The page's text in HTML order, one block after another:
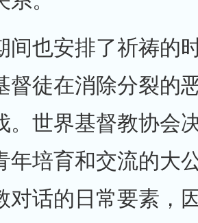
间也安排了祈祷的
督徒在消除分裂的
。世界基督教协会
年培育和交流的大
对话的日常要素，